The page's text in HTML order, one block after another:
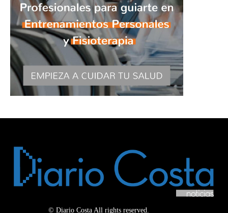
© Diario Costa All rights reserved.